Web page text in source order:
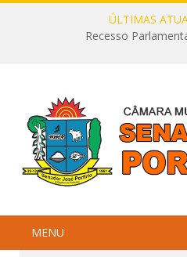
ÚLTIMAS
Recesso
MENU